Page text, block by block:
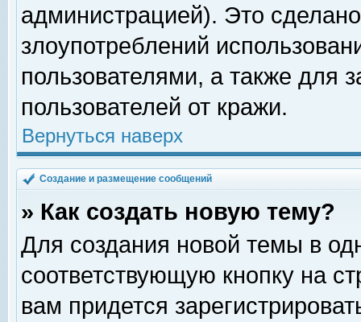
администрацией). Это
злоупотреблений
пользователями, а также для
пользователей от кражи.
Вернуться наверх
Создание и размещение сообщений
» Как создать новую тему?
Для создания новой темы в
соответствующую кнопку на
вам придется